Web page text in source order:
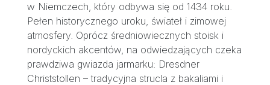
w Niemczech, który odbywa się od 1434 roku.
Pełen historycznego uroku, świateł i zimowej
atmosfery. Oprócz średniowiecznych stoisk i
nordyckich akcentów, na odwiedzających czeka
prawdziwa gwiazda jarmarku: Dresdner
Christstollen – tradycyjna strucla z bakaliami i